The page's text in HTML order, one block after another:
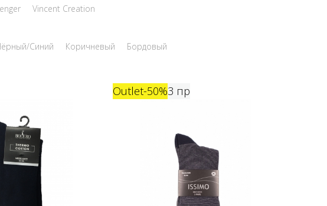
Vincent Creation
Синий Коричневый
Бордовый
Outlet-50%3 пр